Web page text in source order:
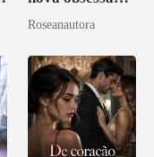
do CEO
Roseanautora